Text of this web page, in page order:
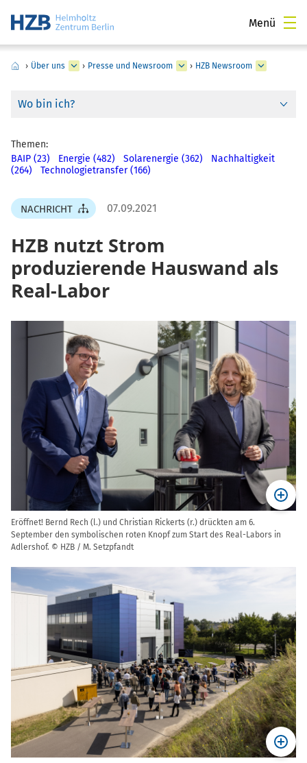
Menü
› Über uns › Presse und Newsroom › HZB Newsroom
Wo bin ich?
Themen:
BAIP (23)
Energie (482) Solarenergie (362)
Nachhaltigkeit
(264)
Technologietransfer (166)
NACHRICHT 07.09.2021
HZB nutzt Strom
produzierende Hauswand als
Real-Labor
Eröffnet! Bernd Rech (l.) und Christian Rickerts (r.) drückten am 6.
September den symbolischen roten Knopf zum Start des Real-Labors in
Adlershof. © HZB / M. Setzpfandt